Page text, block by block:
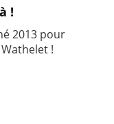
!
2013 pour
!